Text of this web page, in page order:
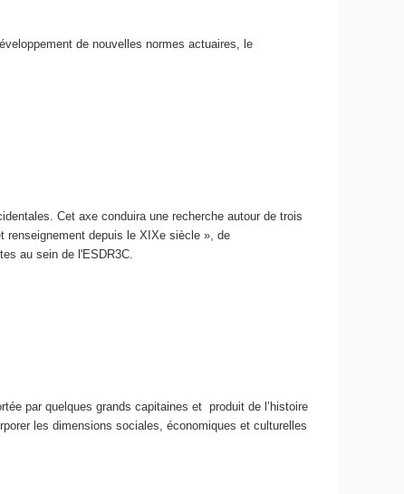
de nouvelles normes actuaires, le
Cet axe conduira une recherche autour de trois
renseignement depuis le XIXe siècle », de
au sein de l'ESDR3C.
par quelques grands capitaines et produit de l’histoire
les dimensions sociales, économiques et culturelles